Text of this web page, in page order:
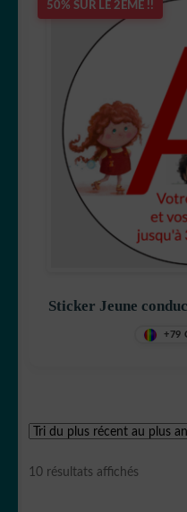
50% SUR LE 2ÈME !!
Sticker Jeune
+79
10 résultats affichés